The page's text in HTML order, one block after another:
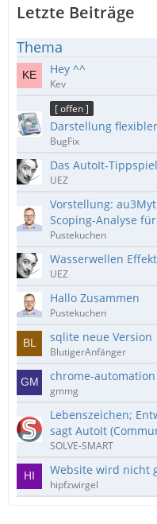
Letzte Beiträge
Thema
Hey ^^
Kev
[ offen ]
Darstellung
BugFix
Das AutoIt-
UEZ
Vorstellung:
Scoping-Analyse
Pustekuchen
Wasserwellen Effekt
UEZ
Hallo Zusammen
Pustekuchen
sqlite neue Version
BlutigerAnfänger
chrome-
gmmg
Lebenszeichen;
sagt AutoIt
SOLVE-SMART
Website wird nicht
hipfzwirgel